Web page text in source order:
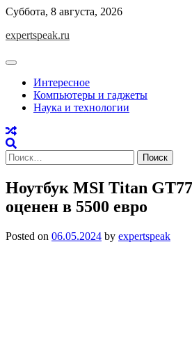
Skip
content
Суббота, 8 августа, 2026
expertspeak.ru
Интересное
Компьютеры и гаджеты
Наука и технологии
Найти:
Ноутбук MSI Titan
оценен в 5500 евро
Posted on 06.05.2024 by expertspeak